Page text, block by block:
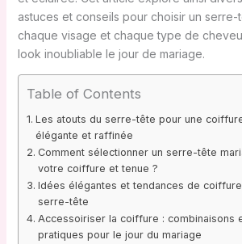
astuces et conseils pour choisir un serre-
chaque visage et chaque type de
look inoubliable le jour de mariage.
Table of Contents
Les atouts du serre-tête pour une
élégante et raffinée
Comment sélectionner un serre-tête
votre coiffure et tenue ?
Idées élégantes et tendances de
serre-tête
Accessoiriser la coiffure : combinaisons
pratiques pour le jour du mariage